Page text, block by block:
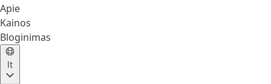
Apie
Kainos
Bloginimas
lt